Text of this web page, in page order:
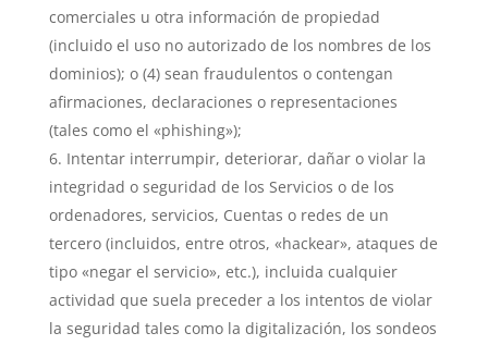
comerciales u otra información de propiedad
(incluido el uso no autorizado de los nombres de los
dominios); o (4) sean fraudulentos o contengan
afirmaciones, declaraciones o representaciones
(tales como el «phishing»);
Intentar interrumpir, deteriorar, dañar o violar la
integridad o seguridad de los Servicios o de los
ordenadores, servicios, Cuentas o redes de un
tercero (incluidos, entre otros, «hackear», ataques de
tipo «negar el servicio», etc.), incluida cualquier
actividad que suela preceder a los intentos de violar
la seguridad tales como la digitalización, los sondeos